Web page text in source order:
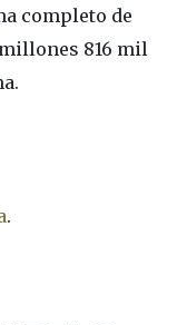
completo de
816 mil
.